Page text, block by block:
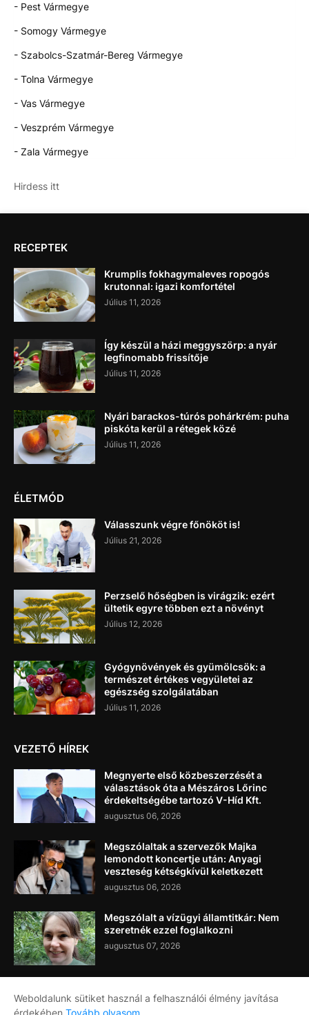
- Pest Vármegye
- Somogy Vármegye
- Szabolcs-Szatmár-Bereg Vármegye
- Tolna Vármegye
- Vas Vármegye
- Veszprém Vármegye
- Zala Vármegye
Hirdess itt
RECEPTEK
Krumplis fokhagymaleves ropogós
krutonnal: igazi komfortétel
Július 11, 2026
Így készül a házi meggyszörp: a nyár
legfinomabb frissítője
Július 11, 2026
Nyári barackos-túrós pohárkrém: puha
piskóta kerül a rétegek közé
Július 11, 2026
ÉLETMÓD
Válasszunk végre főnököt is!
Július 21, 2026
Perzselő hőségben is virágzik: ezért
ültetik egyre többen ezt a növényt
Július 12, 2026
Gyógynövények és gyümölcsök: a
természet értékes vegyületei az
egészség szolgálatában
Július 11, 2026
VEZETŐ HÍREK
Megnyerte első közbeszerzését a
választások óta a Mészáros Lőrinc
érdekeltségébe tartozó V-Híd Kft.
augusztus 06, 2026
Megszólaltak a szervezők Majka
lemondott koncertje után: Anyagi
veszteség kétségkívül keletkezett
augusztus 06, 2026
Megszólalt a vízügyi államtitkár: Nem
szeretnék ezzel foglalkozni
augusztus 07, 2026
Weboldalunk sütiket használ a felhasználói élmény javítása
érdekében Tovább olvasom